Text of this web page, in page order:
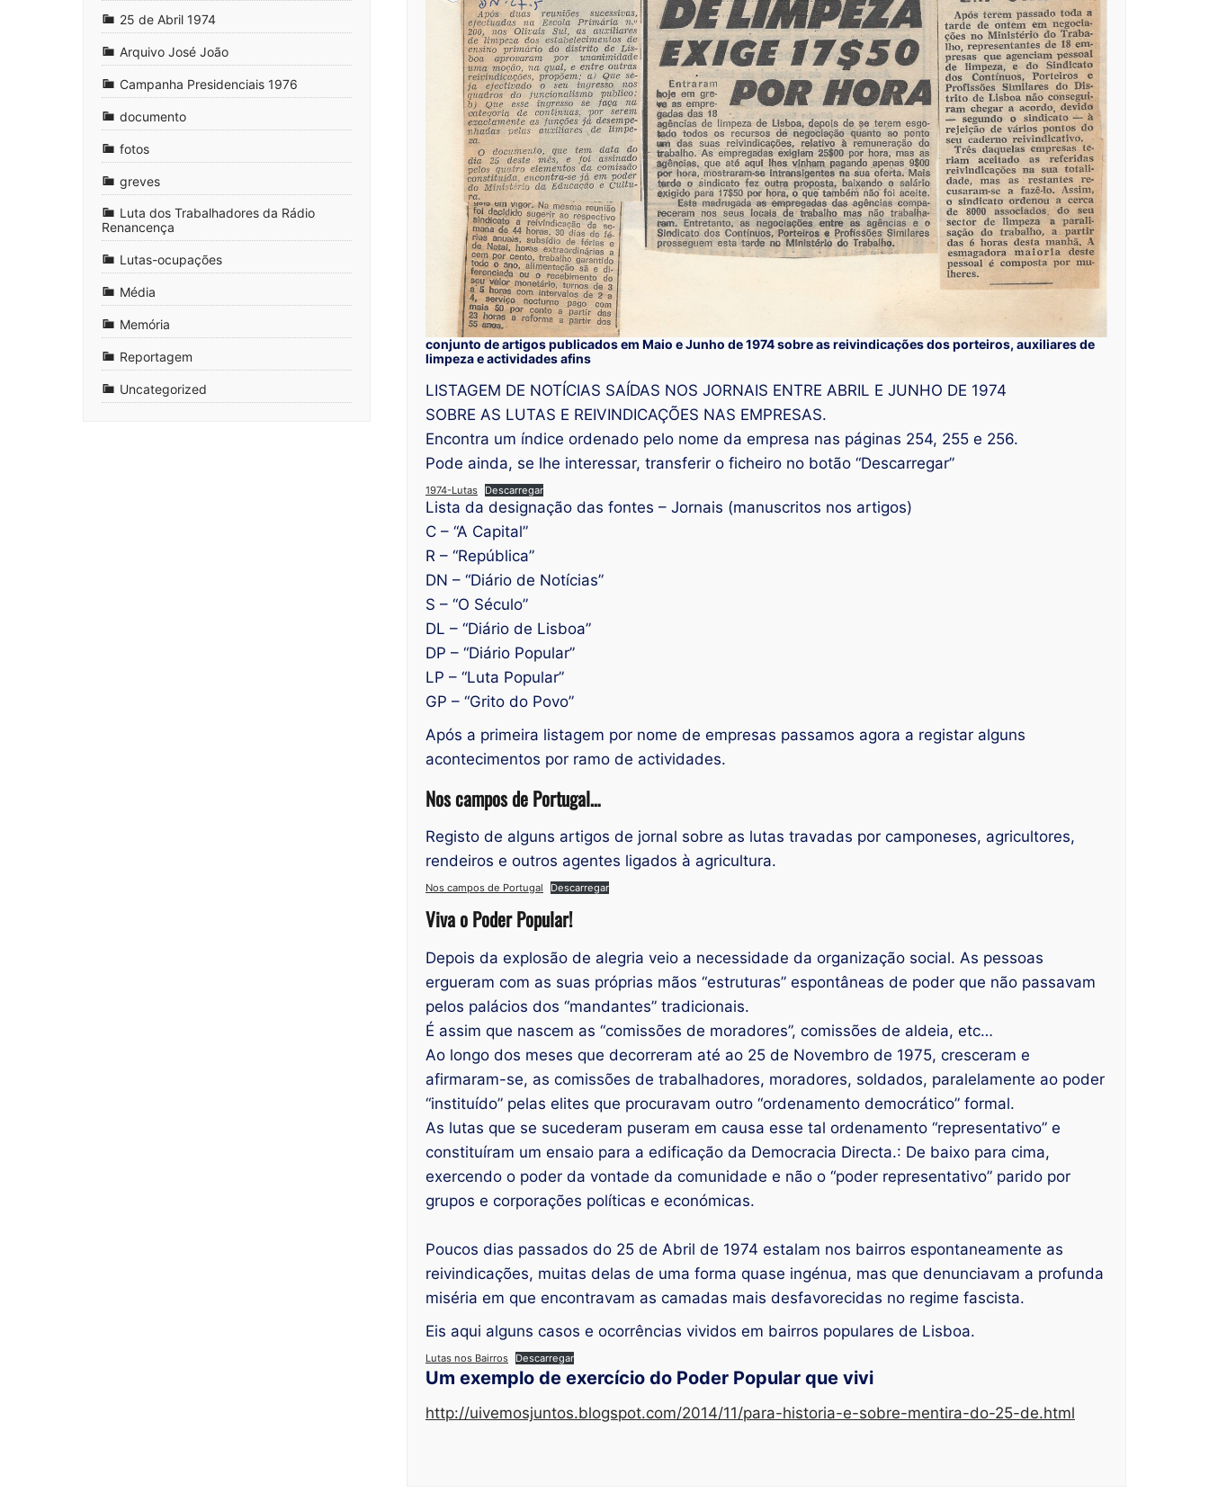
conjunto de artigos publicados em Maio e Junho de 1974 sobre as reivindicações dos porteiros, auxiliares de
limpeza e actividades afins
LISTAGEM DE NOTÍCIAS SAÍDAS NOS JORNAIS ENTRE ABRIL E JUNHO DE 1974
SOBRE AS LUTAS E REIVINDICAÇÕES NAS EMPRESAS.
Encontra um índice ordenado pelo nome da empresa nas páginas 254, 255 e 256.
Pode ainda, se lhe interessar, transferir o ficheiro no botão “Descarregar”
1974-Lutas Descarregar
Lista da designação das fontes – Jornais (manuscritos nos artigos)
C – “A Capital”
R – “República”
DN – “Diário de Notícias”
S – “O Século”
DL – “Diário de Lisboa”
DP – “Diário Popular”
LP – “Luta Popular”
GP – “Grito do Povo”
Após a primeira listagem por nome de empresas passamos agora a registar alguns
acontecimentos por ramo de actividades.
Nos campos de Portugal…
Registo de alguns artigos de jornal sobre as lutas travadas por camponeses, agricultores,
rendeiros e outros agentes ligados à agricultura.
Nos campos de Portugal Descarregar
Viva o Poder Popular!
Depois da explosão de alegria veio a necessidade da organização social. As pessoas
ergueram com as suas próprias mãos “estruturas” espontâneas de poder que não passavam
pelos palácios dos “mandantes” tradicionais.
É assim que nascem as “comissões de moradores”, comissões de aldeia, etc…
Ao longo dos meses que decorreram até ao 25 de Novembro de 1975, cresceram e
afirmaram-se, as comissões de trabalhadores, moradores, soldados, paralelamente ao poder
“instituído” pelas elites que procuravam outro “ordenamento democrático” formal.
As lutas que se sucederam puseram em causa esse tal ordenamento “representativo” e
constituíram um ensaio para a edificação da Democracia Directa.: De baixo para cima,
exercendo o poder da vontade da comunidade e não o “poder representativo” parido por
grupos e corporações políticas e económicas.
Poucos dias passados do 25 de Abril de 1974 estalam nos bairros espontaneamente as
reivindicações, muitas delas de uma forma quase ingénua, mas que denunciavam a profunda
miséria em que encontravam as camadas mais desfavorecidas no regime fascista.
Eis aqui alguns casos e ocorrências vividos em bairros populares de Lisboa.
Lutas nos Bairros Descarregar
Um exemplo de exercício do Poder Popular que vivi
http://uivemosjuntos.blogspot.com/2014/11/para-historia-e-sobre-mentira-do-25-de.html
25 de Abril 1974
Arquivo José João
Campanha Presidenciais 1976
documento
fotos
greves
Luta dos Trabalhadores da Rádio
Renancença
Lutas-ocupações
Média
Memória
Reportagem
Uncategorized